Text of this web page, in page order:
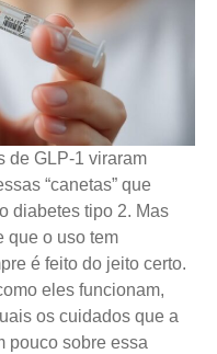
de GLP-1 viraram
“canetas” que
diabetes tipo 2. Mas
que o uso tem
é feito do jeito certo.
eles funcionam,
os cuidados que a
pouco sobre essa